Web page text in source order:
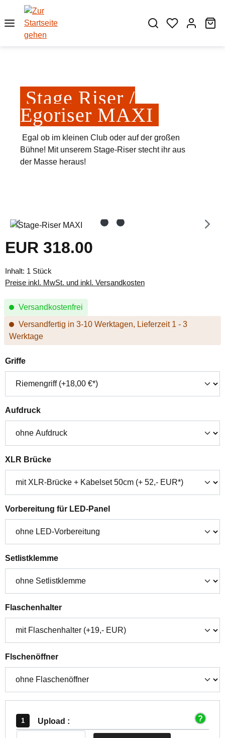
Zum Hauptinhalt springen
Stage Riser /
Egoriser MAXI
Egal ob im kleinen Club oder auf der großen
Bühne! Mit unserem Stage-Riser stecht ihr aus
der Masse heraus!
Bildergalerie überspringen
Regulärer Preis:
EUR 318.00
Inhalt: 1 Stück
Preise inkl. MwSt. und inkl. Versandkosten
Versandkostenfrei
Versandfertig in 3-10 Werktagen, Lieferzeit 1 - 3
Werktage
Griffeauswählen
Aufdruckauswählen
XLR Brückeauswählen
Vorbereitung für LED-Panelauswählen
Setlistklemmeauswählen
Flaschenhalterauswählen
Flschenöffnerauswählen
Upload :